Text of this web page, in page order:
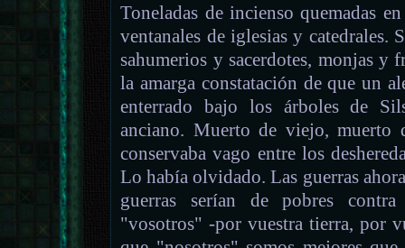
Toneladas de incienso quemadas
ventanales de iglesias y
sahumerios y sacerdotes, monjas y
la amarga constatación de que un
enterrado bajo los árboles de
anciano. Muerto de viejo, muerto
conservaba vago entre los
Lo había olvidado. Las guerras
guerras serían de pobres
"vosotros" -por vuestra tierra, por